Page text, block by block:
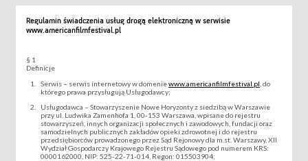
Regulamin świadczenia usług drogą elektroniczną w serwisie
www.americanfilmfestival.pl
§ 1
Definicje
Serwis – serwis internetowy w domeniewww.americanfilmfestival.pl , do
którego prawa przysługują Usługodawcy;
Usługodawca – Stowarzyszenie Nowe Horyzonty z siedzibą w Warszawie
przy ul. Ludwika Zamenhofa 1, 00-153 Warszawa, wpisane do rejestru
stowarzyszeń, innych organizacji społecznych i zawodowych, fundacji oraz
samodzielnych publicznych zakładów opieki zdrowotnej i do rejestru
przedsiębiorców prowadzonego przez Sąd Rejonowy dla m.st. Warszawy, XII
Wydział Gospodarczy Krajowego Rejestru Sądowego pod numerem KRS:
0000162000, NIP: 525-22-71-014, Regon: 015503904;